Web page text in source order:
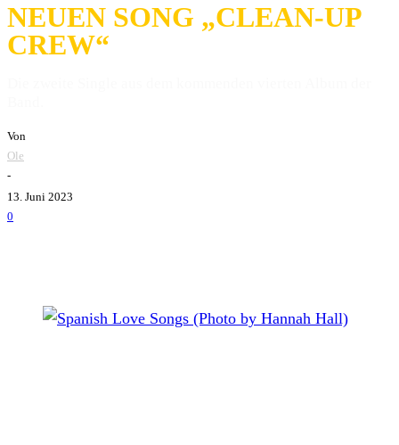
NEUEN SONG „CLEAN-UP
CREW“
Von
Ole
-
13. Juni 2023
0